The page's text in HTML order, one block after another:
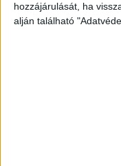
hozzájárulását, ha
alján található
felé, így abba az